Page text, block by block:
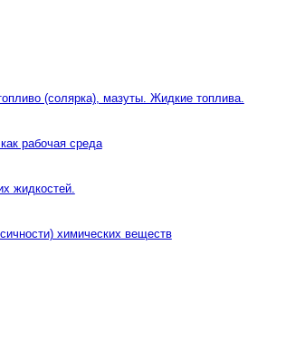
(солярка), мазуты. Жидкие топлива.
рабочая среда
жидкостей.
химических веществ